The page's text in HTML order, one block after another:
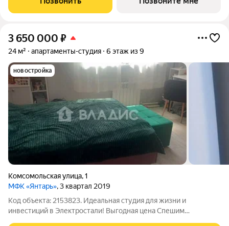
данном проекте Тикканен удачно
3 650 000 ₽
24 м² апартаменты-студия 6 этаж из 9
новостройка
Комсомольская улица,1
МФК «Янтарь», 3 квартал 2019
Код объекта: 2153823. Идеальная студия для жизни и
инвестиций в Электростали! Выгодная цена Спешим